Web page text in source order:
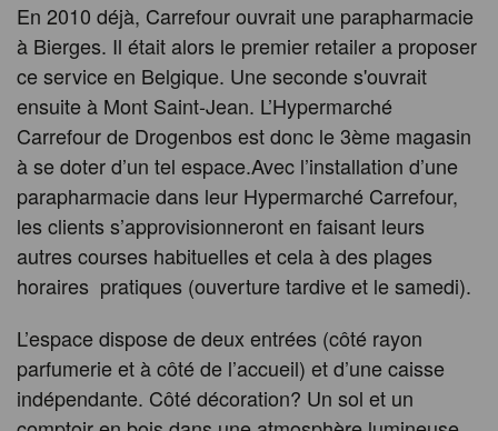
En 2010 déjà, Carrefour ouvrait une parapharmacie
à Bierges. Il était alors le premier retailer a proposer
ce service en Belgique. Une seconde s'ouvrait
ensuite à Mont Saint-Jean. L’Hypermarché
Carrefour de Drogenbos est donc le 3ème magasin
à se doter d’un tel espace.Avec l’installation d’une
parapharmacie dans leur Hypermarché Carrefour,
les clients s’approvisionneront en faisant leurs
autres courses habituelles et cela à des plages
horaires pratiques (ouverture tardive et le samedi).
L’espace dispose de deux entrées (côté rayon
parfumerie et à côté de l’accueil) et d’une caisse
indépendante. Côté décoration? Un sol et un